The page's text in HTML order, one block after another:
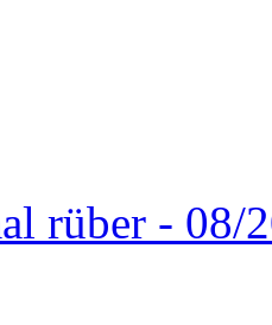
rüber - 08/